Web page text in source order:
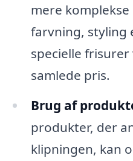
mere
farvning, styling
specielle
samlede pris.
Brug af
produkter, der
klipningen, kan